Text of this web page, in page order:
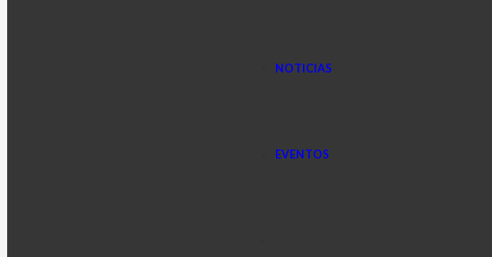
NOTICIAS
EVENTOS